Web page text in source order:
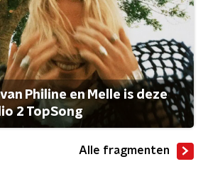
Philine en Melle is deze
2 TopSong
Alle fragmenten